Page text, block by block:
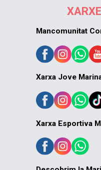
Mancomunitat
Xarxa Jove
Xarxa Esportiva